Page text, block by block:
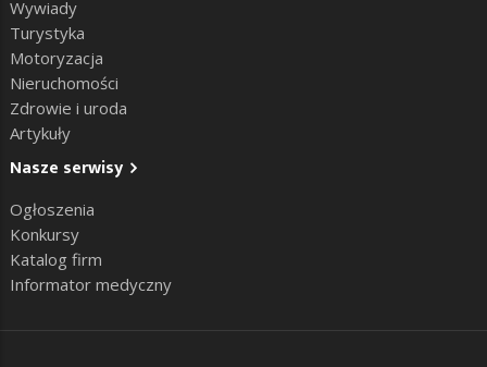
Wywiady
Turystyka
Motoryzacja
Nieruchomości
Zdrowie i uroda
Artykuły
Nasze serwisy
Ogłoszenia
Konkursy
Katalog firm
Informator medyczny